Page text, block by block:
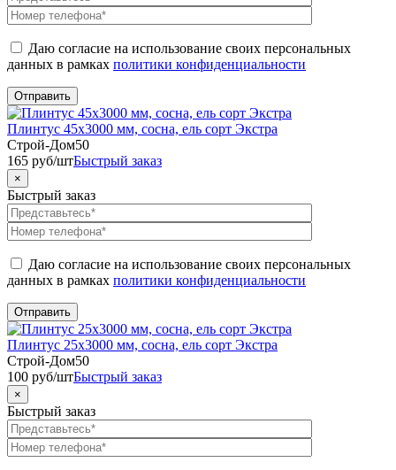
Даю согласие на использование своих персональных
данных в рамках политики конфиденциальности
Плинтус 45х3000 мм, сосна, ель сорт Экстра
Строй-Дом50
165 руб/штБыстрый заказ
×
Быстрый заказ
Даю согласие на использование своих персональных
данных в рамках политики конфиденциальности
Плинтус 25х3000 мм, сосна, ель сорт Экстра
Строй-Дом50
100 руб/штБыстрый заказ
×
Быстрый заказ